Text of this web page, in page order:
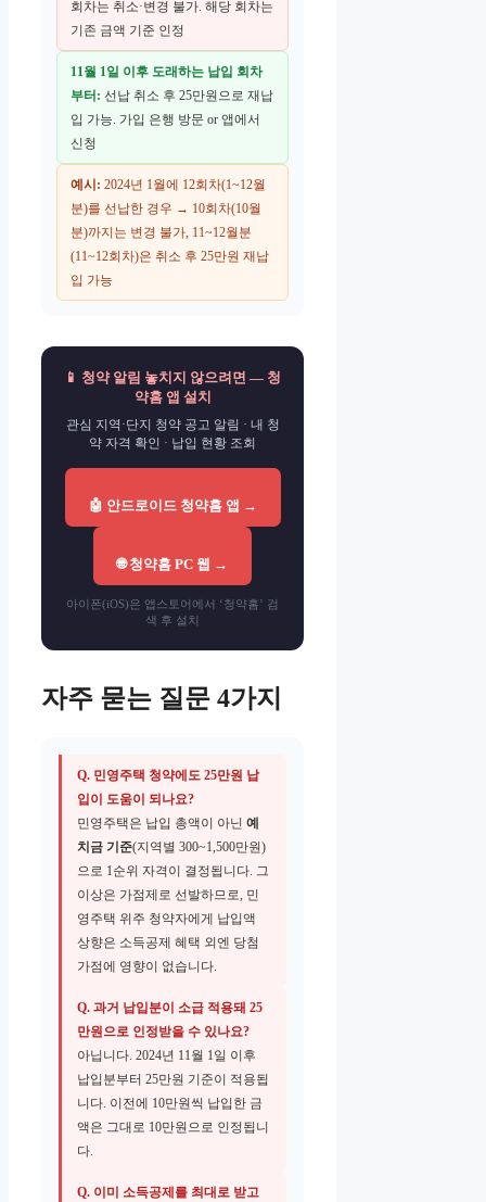
회차는 취소·변경 불가. 해당 회차는
기존 금액 기준 인정
11월 1일 이후 도래하는 납입 회차
부터: 선납 취소 후 25만원으로 재납
입 가능. 가입 은행 방문 or 앱에서
신청
예시: 2024년 1월에 12회차(1~12월
분)를 선납한 경우 → 10회차(10월
분)까지는 변경 불가, 11~12월분
(11~12회차)은 취소 후 25만원 재납
입 가능
📱 청약 알림 놓치지 않으려면 — 청
약홈 앱 설치
관심 지역·단지 청약 공고 알림 · 내 청
약 자격 확인 · 납입 현황 조회
🤖 안드로이드 청약홈 앱 →
🌐 청약홈 PC 웹 →
아이폰(iOS)은 앱스토어에서 ‘청약홈’ 검
색 후 설치
자주 묻는 질문 4가지
Q. 민영주택 청약에도 25만원 납
입이 도움이 되나요?
민영주택은 납입 총액이 아닌 예
치금 기준(지역별 300~1,500만원)
으로 1순위 자격이 결정됩니다. 그
이상은 가점제로 선발하므로, 민
영주택 위주 청약자에게 납입액
상향은 소득공제 혜택 외엔 당첨
가점에 영향이 없습니다.
Q. 과거 납입분이 소급 적용돼 25
만원으로 인정받을 수 있나요?
아닙니다. 2024년 11월 1일 이후
납입분부터 25만원 기준이 적용됩
니다. 이전에 10만원씩 납입한 금
액은 그대로 10만원으로 인정됩니
다.
Q. 이미 소득공제를 최대로 받고